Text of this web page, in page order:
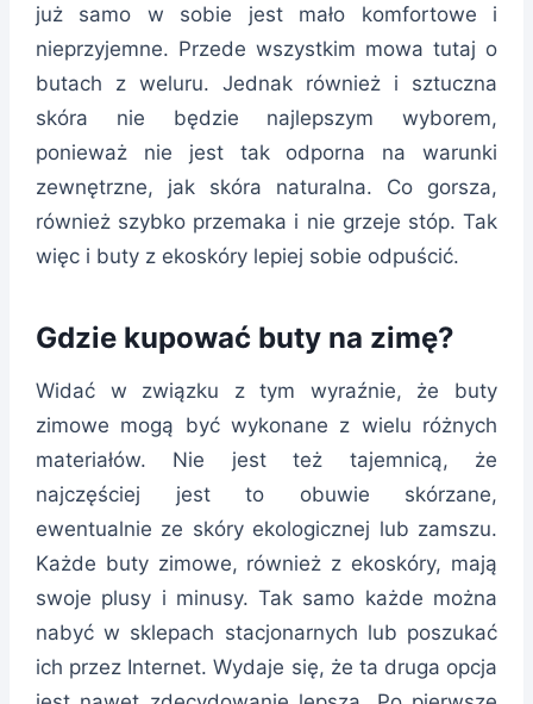
już samo w sobie jest mało komfortowe i
nieprzyjemne. Przede wszystkim mowa tutaj o
butach z weluru. Jednak również i sztuczna
skóra nie będzie najlepszym wyborem,
ponieważ nie jest tak odporna na warunki
zewnętrzne, jak skóra naturalna. Co gorsza,
również szybko przemaka i nie grzeje stóp. Tak
więc i buty z ekoskóry lepiej sobie odpuścić.
Gdzie kupować buty na zimę?
Widać w związku z tym wyraźnie, że buty
zimowe mogą być wykonane z wielu różnych
materiałów. Nie jest też tajemnicą, że
najczęściej jest to obuwie skórzane,
ewentualnie ze skóry ekologicznej lub zamszu.
Każde buty zimowe, również z ekoskóry, mają
swoje plusy i minusy. Tak samo każde można
nabyć w sklepach stacjonarnych lub poszukać
ich przez Internet. Wydaje się, że ta druga opcja